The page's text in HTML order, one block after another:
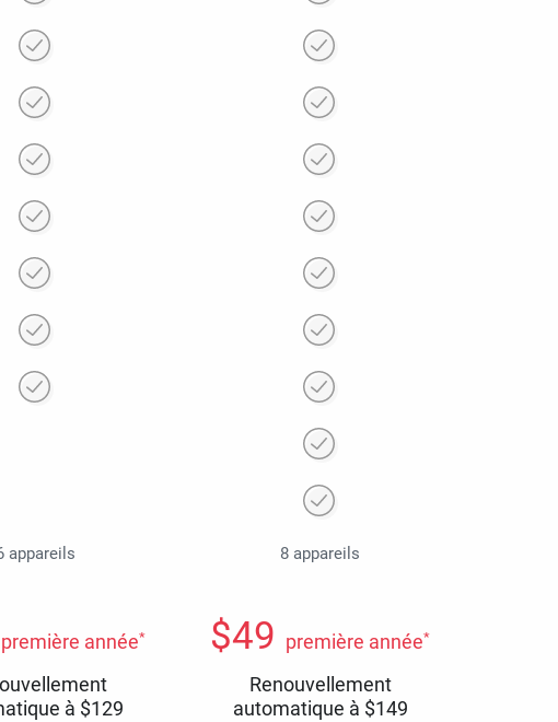
appareils 8 appareils
première année*
à $129
$49 première année*
Renouvellement
automatique à $149